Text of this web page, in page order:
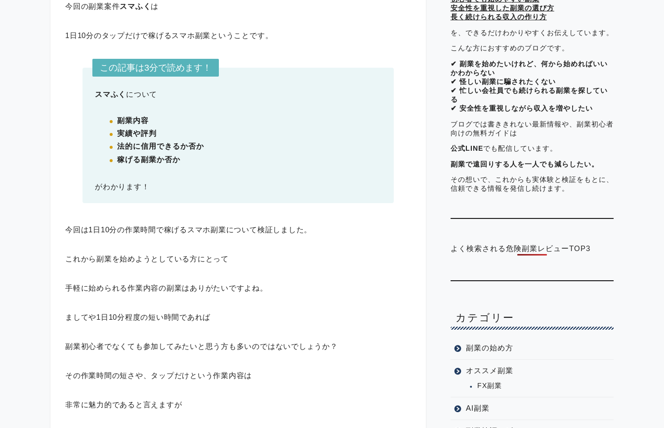
今回の副業案件スマふく は
1日10分のタップだけで稼げるスマホ副業ということです。
この記事は3分で読めます！
スマふく について
副業内容
実績や評判
法的に信用できるか否か
稼げる副業か否か
がわかります！
今回は1日10分の作業時間で稼げるスマホ副業について検証しました。
これから副業を始めようとしている方にとって
手軽に始められる作業内容の副業はありがたいですよね。
ましてや1日10分程度の短い時間であれば
副業初心者でなくても参加してみたいと思う方も多いのではないでしょうか？
その作業時間の短さや、タップだけという作業内容は
非常に魅力的であると言えますが
安全性を重視した副業の選び方
長く続けられる収入の作り方
を、できるだけわかりやすくお伝えしています。
こんな方におすすめのブログです。
✔ 副業を始めたいけれど、何から始めればいい
かわからない
✔ 怪しい副業に騙されたくない
✔ 忙しい会社員でも続けられる副業を探してい
る
✔ 安全性を重視しながら収入を増やしたい
ブログでは書ききれない最新情報や、副業初心者
向けの無料ガイドは
公式LINEでも配信しています。
副業で遠回りする人を一人でも減らしたい。
その想いで、これからも実体験と検証をもとに、
信頼できる情報を発信し続けます。
よく検索される危険副業レビューTOP3
カテゴリー
副業の始め方
オススメ副業
FX副業
AI副業